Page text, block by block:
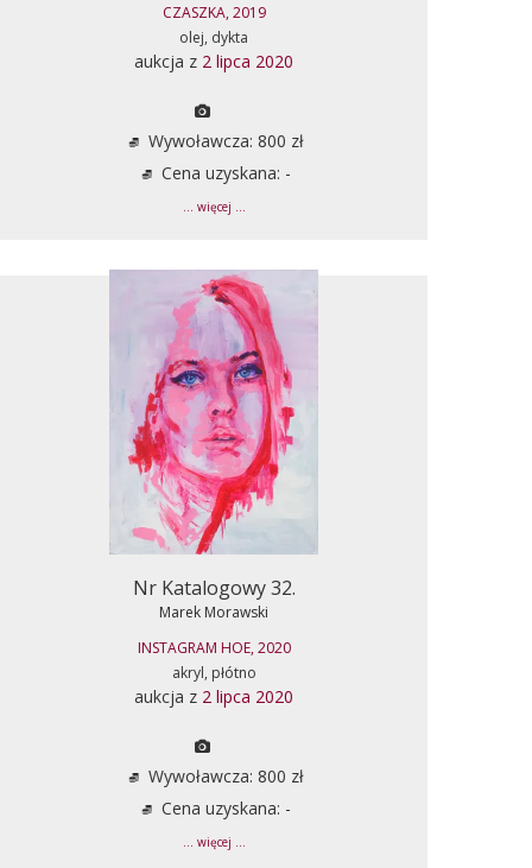
CZASZKA, 2019
olej, dykta
aukcja z 2 lipca 2020
Wywoławcza: 800 zł
Cena uzyskana: -
... więcej ...
Nr Katalogowy 32.
Marek Morawski
INSTAGRAM HOE, 2020
akryl, płótno
aukcja z 2 lipca 2020
Wywoławcza: 800 zł
Cena uzyskana: -
... więcej ...